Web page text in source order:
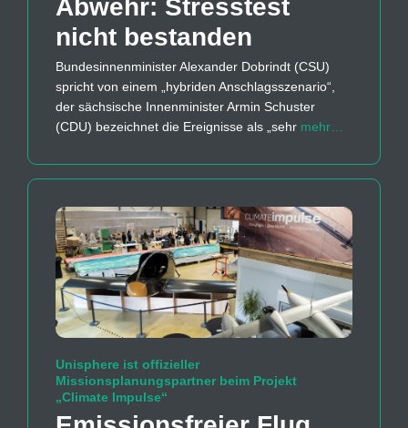
Abwehr: Stresstest
nicht bestanden
Bundesinnenminister Alexander Dobrindt (CSU)
spricht von einem „hybriden Anschlagsszenario“,
der sächsische Innenminister Armin Schuster
(CDU) bezeichnet die Ereignisse als „sehr mehr…
Unisphere ist offizieller
Missionsplanungspartner beim Projekt
„Climate Impulse“